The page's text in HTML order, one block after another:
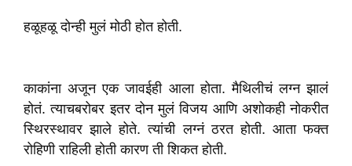
हळूहळू दोन्ही मुलं मोठी होत होती.
काकांना अजून एक जावईही आला होता. मैथिलीचं लग्न झालं
होतं. त्याचबरोबर इतर दोन मुलं विजय आणि अशोकही नोकरीत
स्थिरस्थावर झाले होते. त्यांची लग्नं ठरत होती. आता फक्त
रोहिणी राहिली होती कारण ती शिकत होती.